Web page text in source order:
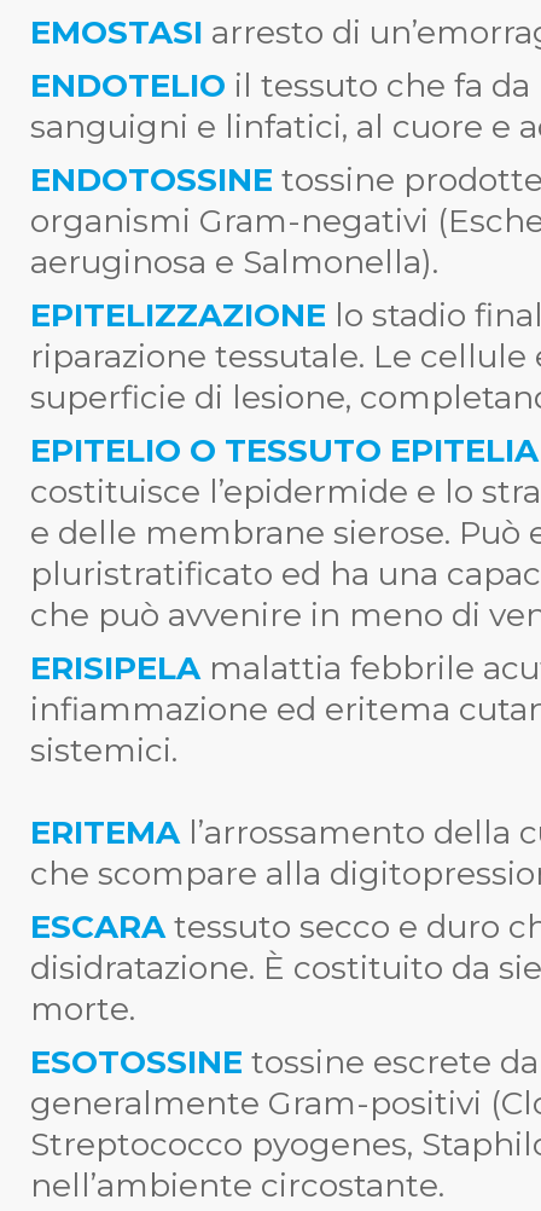
EMOSTASI arresto di
ENDOTELIO il tessuto che fa
sanguigni e linfatici, al cuore e
ENDOTOSSINE tossine
organismi Gram-negativi
aeruginosa e Salmonella).
EPITELIZZAZIONE lo stadio
riparazione tessutale. Le
superficie di lesione,
EPITELIO O TESSUTO
costituisce l’epidermide e lo
e delle membrane sierose. Può
pluristratificato ed ha una
che può avvenire in meno di
ERISIPELA malattia febbrile
infiammazione ed eritema
sistemici.
ERITEMA l’arrossamento della
che scompare alla
ESCARAtessuto secco e duro
disidratazione. È costituito da
morte.
ESOTOSSINE tossine escrete
generalmente Gram-positivi
Streptococco pyogenes,
nell’ambiente circostante.